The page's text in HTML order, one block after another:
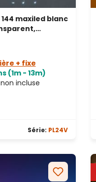
144 maxiled blanc
+ fixe
(1m - 13m)
incluse
Série: PL24V